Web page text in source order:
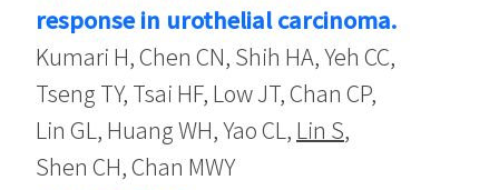
response in urothelial carcinoma.
Kumari H, Chen CN, Shih HA, Yeh CC,
Tseng TY, Tsai HF, Low JT, Chan CP,
Lin GL, Huang WH, Yao CL, Lin S,
Shen CH, Chan MWY